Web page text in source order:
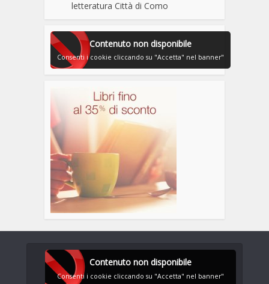
letteratura Città di Como
Contenuto non disponibile
Consenti i cookie cliccando su "Accetta" nel banner"
Contenuto non disponibile
Consenti i cookie cliccando su "Accetta" nel banner"